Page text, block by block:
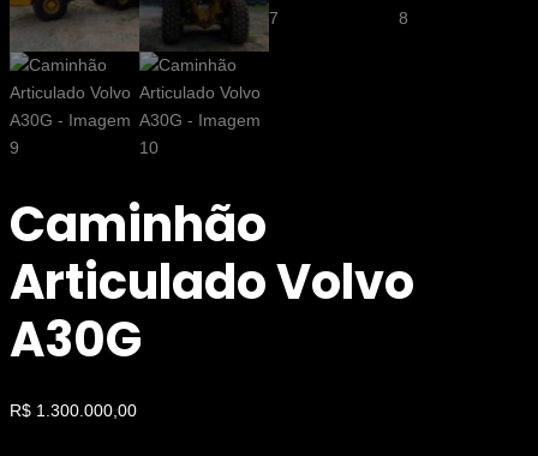
Caminhão
Articulado Volvo
A30G
R$ 1.300.000,00